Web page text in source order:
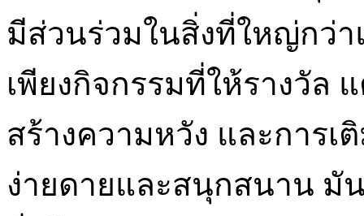
มีส่วนร่วมในสิ่งที่ใหญ่กว่า
เพียงกิจกรรมที่ให้รางวัล
สร้างความหวัง และการ
ง่ายดายและสนุกสนาน มั